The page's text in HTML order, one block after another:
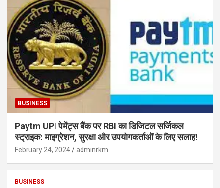
BUSINESS
Paytm UPI पेमेंट्स बैंक पर RBI का डिजिटल सर्जिकल
स्ट्राइक: माइग्रेशन, सुरक्षा और उपयोगकर्ताओं के लिए सलाह!
February 24, 2024 adminrkm
BUSINESS